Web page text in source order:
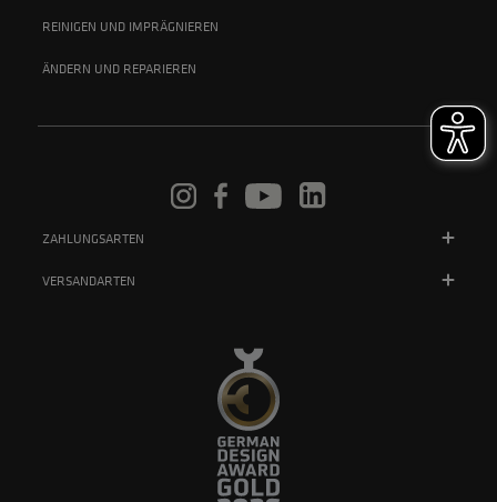
REINIGEN UND IMPRÄGNIEREN
ÄNDERN UND REPARIEREN
ZAHLUNGSARTEN
VERSANDARTEN